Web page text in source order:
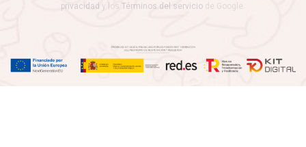
privacidad y los Términos del servicio de Google.